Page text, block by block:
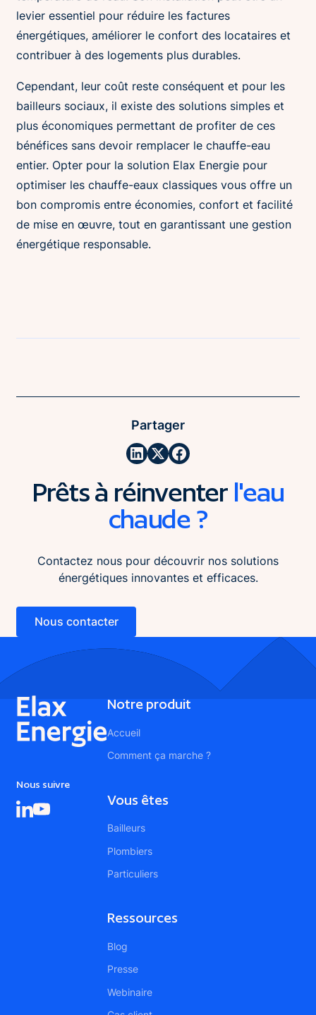
levier essentiel pour réduire les factures
énergétiques, améliorer le confort des locataires et
contribuer à des logements plus durables.
Cependant, leur coût reste conséquent et pour les
bailleurs sociaux, il existe des solutions simples et
plus économiques permettant de profiter de ces
bénéfices sans devoir remplacer le chauffe-eau
entier. Opter pour la solution Elax Energie pour
optimiser les chauffe-eaux classiques vous offre un
bon compromis entre économies, confort et facilité
de mise en œuvre, tout en garantissant une gestion
énergétique responsable.
Partager
Prêts à réinventer l'eau
chaude ?
Contactez nous pour découvrir nos solutions
énergétiques innovantes et efficaces.
Nous contacter
Nous contacter
Nous suivre
Notre produit
Accueil
Comment ça marche ?
Vous êtes
Bailleurs
Plombiers
Particuliers
Ressources
Blog
Presse
Webinaire